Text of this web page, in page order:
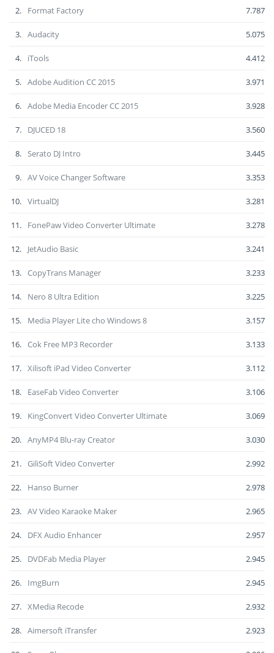
2. Format Factory 7.787
3. Audacity 5.075
4. iTools 4.412
5. Adobe Audition CC 2015 3.971
6. Adobe Media Encoder CC 2015 3.928
7. DJUCED 18 3.560
8. Serato DJ Intro 3.445
9. AV Voice Changer Software 3.353
10. VirtualDJ 3.281
11. FonePaw Video Converter Ultimate 3.278
12. JetAudio Basic 3.241
13. CopyTrans Manager 3.233
14. Nero 8 Ultra Edition 3.225
15. Media Player Lite cho Windows 8 3.157
16. Cok Free MP3 Recorder 3.133
17. Xilisoft iPad Video Converter 3.112
18. EaseFab Video Converter 3.106
19. KingConvert Video Converter Ultimate 3.069
20. AnyMP4 Blu-ray Creator 3.030
21. GiliSoft Video Converter 2.992
22. Hanso Burner 2.978
23. AV Video Karaoke Maker 2.965
24. DFX Audio Enhancer 2.957
25. DVDFab Media Player 2.945
26. ImgBurn 2.945
27. XMedia Recode 2.932
28. Aimersoft iTransfer 2.923